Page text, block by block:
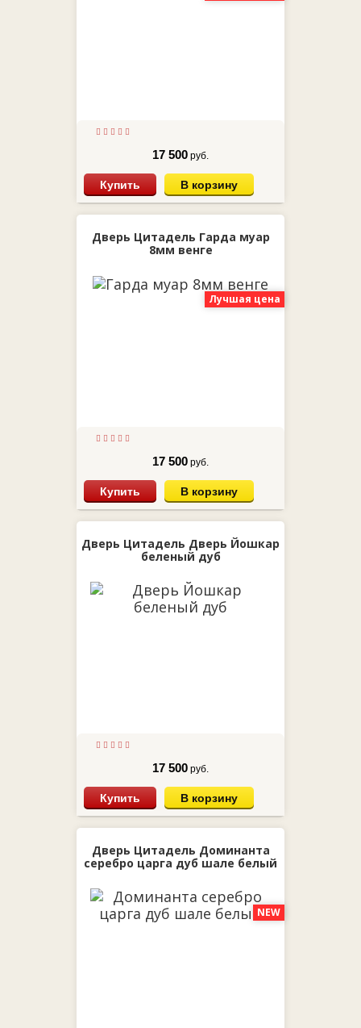
17 500 руб.
Купить В корзину
Дверь Цитадель Гарда муар
8мм венге
Лучшая цена
17 500 руб.
Купить В корзину
Дверь Цитадель Дверь Йошкар
беленый дуб
17 500 руб.
Купить В корзину
Дверь Цитадель Доминанта
серебро царга дуб шале белый
NEW